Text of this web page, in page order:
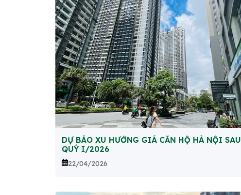
DỰ BÁO XU HƯỚNG GIÁ CĂN HỘ HÀ NỘI SAU
QUÝ I/2026
22/04/2026